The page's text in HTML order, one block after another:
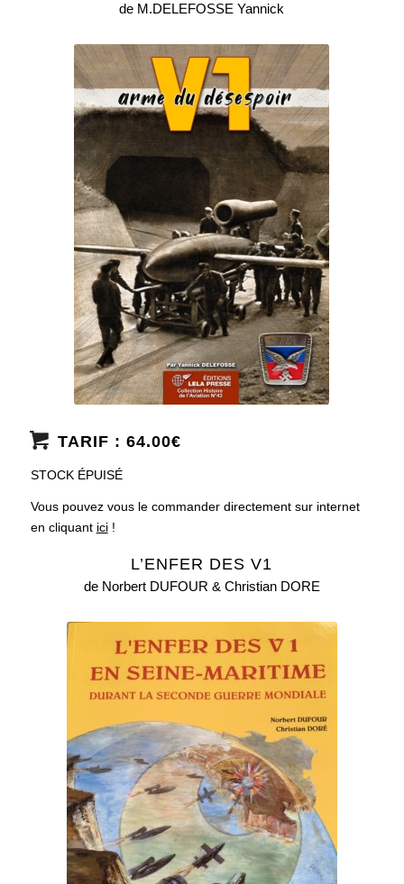
de M.DELEFOSSE Yannick
TARIF : 64.00€
STOCK ÉPUISÉ
Vous pouvez vous le commander directement sur internet
en cliquant ici!
L’ENFER DES V1
de Norbert DUFOUR & Christian DORE